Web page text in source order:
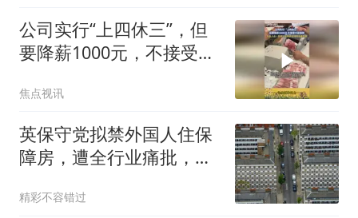
公司实行“上四休三”，但
要降薪1000元，不接受只
焦点视讯
英保守党拟禁外国人住保
障房，遭全行业痛批，数
精彩不容错过